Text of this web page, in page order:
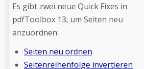
Es gibt zwei neue Quick Fixes in
pdfToolbox 13, um Seiten neu
anzuordnen:
Seiten neu ordnen
Seitenreihenfolge invertieren